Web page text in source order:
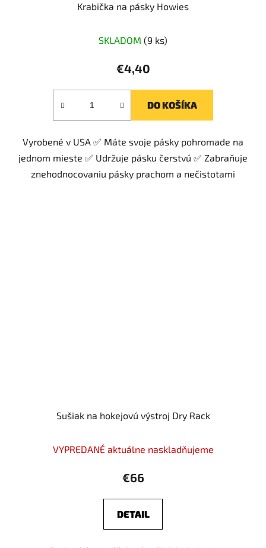
Krabička na pásky Howies
SKLADOM (9 ks)
€4,40
DO KOŠÍKA
Vyrobené v USA ✅ Máte svoje pásky pohromade na
jednom mieste ✅ Udržuje pásku čerstvú ✅ Zabraňuje
znehodnocovaniu pásky prachom a nečistotami
Sušiak na hokejovú výstroj Dry Rack
hodnotenie
produktu
4,3
z
VYPREDANÉ aktuálne naskladňujeme
€66
DETAIL